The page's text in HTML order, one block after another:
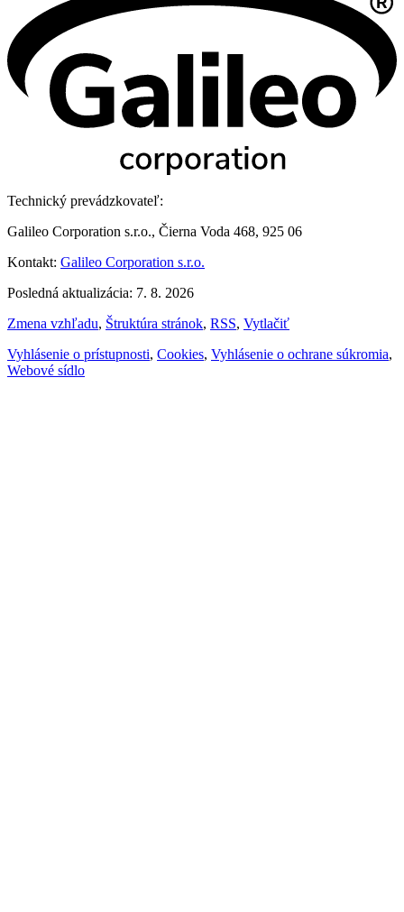
Technický prevádzkovateľ:
Galileo Corporation s.r.o., Čierna Voda 468, 925 06
Kontakt: Galileo Corporation s.r.o.
Posledná aktualizácia: 7. 8. 2026
Zmena vzhľadu, Štruktúra stránok, RSS, Vytlačiť
Vyhlásenie o prístupnosti, Cookies, Vyhlásenie o ochrane súkromia,
Webové sídlo